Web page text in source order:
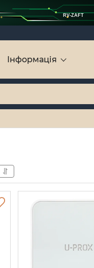
RV-ZAFT
Інформація